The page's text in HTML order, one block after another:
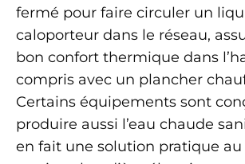
fermé pour faire circuler un
caloporteur dans le réseau,
bon confort thermique dans
compris avec un plancher
Certains équipements sont
produire aussi l’eau chaude
en fait une solution pratique